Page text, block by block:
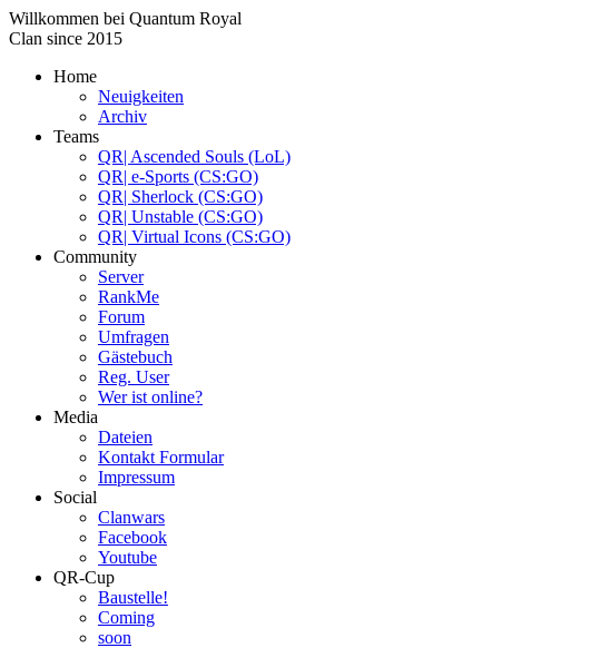
Willkommen bei Quantum Royal
Clan since 2015
Home
Neuigkeiten
Archiv
Teams
QR| Ascended Souls (LoL)
QR| e-Sports (CS:GO)
QR| Sherlock (CS:GO)
QR| Unstable (CS:GO)
QR| Virtual Icons (CS:GO)
Community
Server
RankMe
Forum
Umfragen
Gästebuch
Reg. User
Wer ist online?
Media
Dateien
Kontakt Formular
Impressum
Social
Clanwars
Facebook
Youtube
QR-Cup
Baustelle!
Coming
soon